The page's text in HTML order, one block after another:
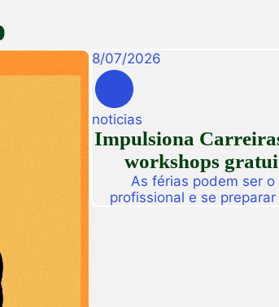
8/07/2026
noticias
Impulsiona
workshops
As férias podem ser
profissional e se